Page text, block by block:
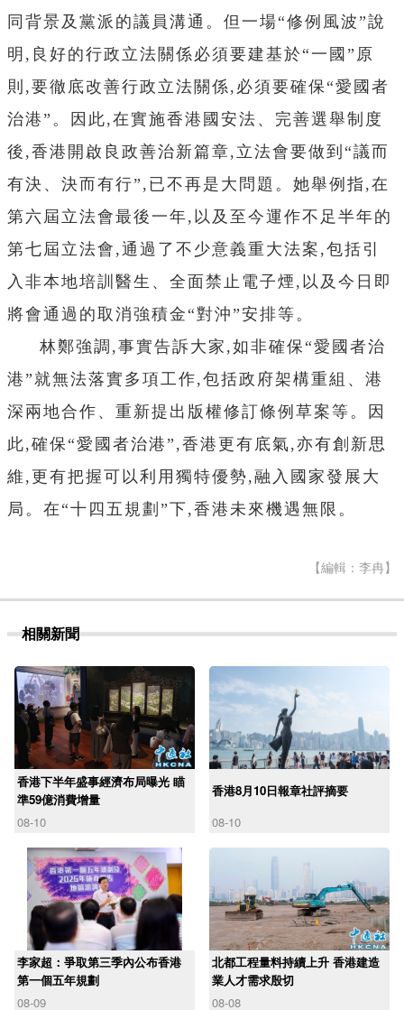
同背景及黨派的議員溝通。但一場“修例風波”說
明,良好的行政立法關係必須要建基於“一國”原
則,要徹底改善行政立法關係,必須要確保“愛國者
治港”。因此,在實施香港國安法、完善選舉制度
後,香港開啟良政善治新篇章,立法會要做到“議而
有決、決而有行”,已不再是大問題。她舉例指,在
第六屆立法會最後一年,以及至今運作不足半年的
第七屆立法會,通過了不少意義重大法案,包括引
入非本地培訓醫生、全面禁止電子煙,以及今日即
將會通過的取消強積金“對沖”安排等。
林鄭強調,事實告訴大家,如非確保“愛國者治
港”就無法落實多項工作,包括政府架構重組、港
深兩地合作、重新提出版權修訂條例草案等。因
此,確保“愛國者治港”,香港更有底氣,亦有創新思
維,更有把握可以利用獨特優勢,融入國家發展大
局。在“十四五規劃”下,香港未來機遇無限。
【編輯：李冉】
相關新聞
香港下半年盛事經濟布局曝光 瞄
準59億消費增量
08-10
香港8月10日報章社評摘要
08-10
李家超：爭取第三季內公布香港
第一個五年規劃
08-09
北都工程量料持續上升 香港建造
業人才需求殷切
08-08